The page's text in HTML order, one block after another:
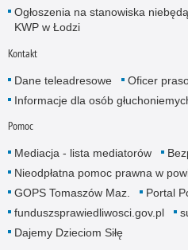
Ogłoszenia na stanowiska
KWP w Łodzi
Kontakt
Dane teleadresowe
Oficer
Informacje dla osób
Pomoc
Mediacja - lista mediatorów
Nieodpłatna pomoc prawna w
GOPS Tomaszów Maz.
Portal
funduszsprawiedliwosci.gov.pl
Dajemy Dzieciom Siłę